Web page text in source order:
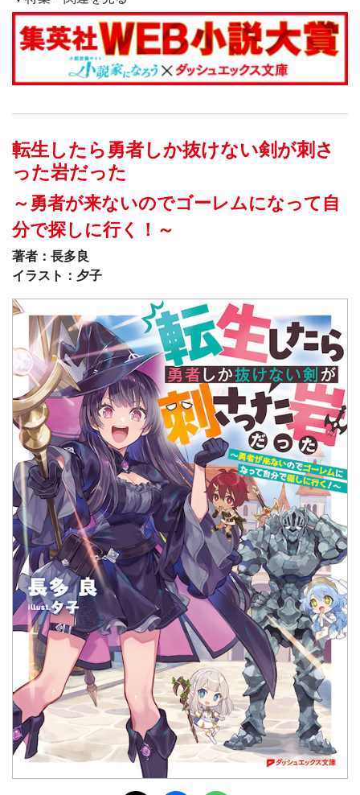
転生したら勇者しか抜けない剣が刺さ
った岩だった
～勇者が来ないのでゴーレムになって自
分で探しに行く！～
著者：長多良
イラスト：夕子